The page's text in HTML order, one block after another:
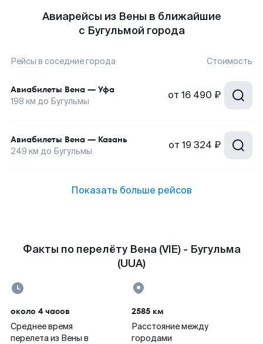
Авиарейсы из Вены в ближайшие
с Бугульмой города
Рейсы в соседние города Стоимость
Авиабилеты Вена — Уфа
198 км до Бугульмы от 16 490 ₽
Авиабилеты Вена — Казань
249 км до Бугульмы от 19 324 ₽
Показать больше рейсов
Факты по перелёту Вена (VIE) - Бугульма
(UUA)
около 4 часов
Среднее время
перелета из Вены в
2585 км
Расстояние между
городами